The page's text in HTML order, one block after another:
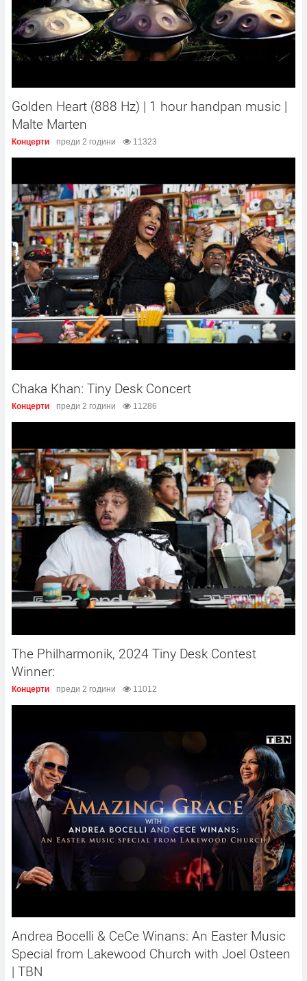
Golden Heart (888 Hz) | 1 hour handpan music |
Malte Marten
Концерти преди 2 години 11323
Chaka Khan: Tiny Desk Concert
Концерти преди 2 години 11286
The Philharmonik, 2024 Tiny Desk Contest
Winner:
Концерти преди 2 години 11012
Andrea Bocelli & CeCe Winans: An Easter Music
Special from Lakewood Church with Joel Osteen
| TBN